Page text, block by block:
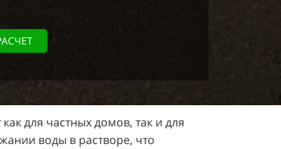
для частных домов, так и для
воды в растворе, что